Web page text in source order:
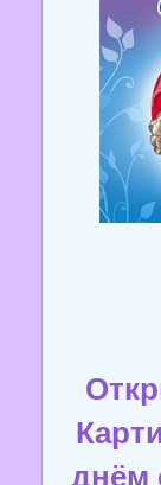
днём